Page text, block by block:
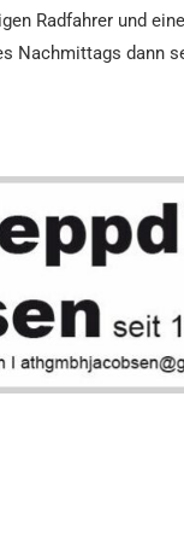
Radfahrer und
Nachmittags dann